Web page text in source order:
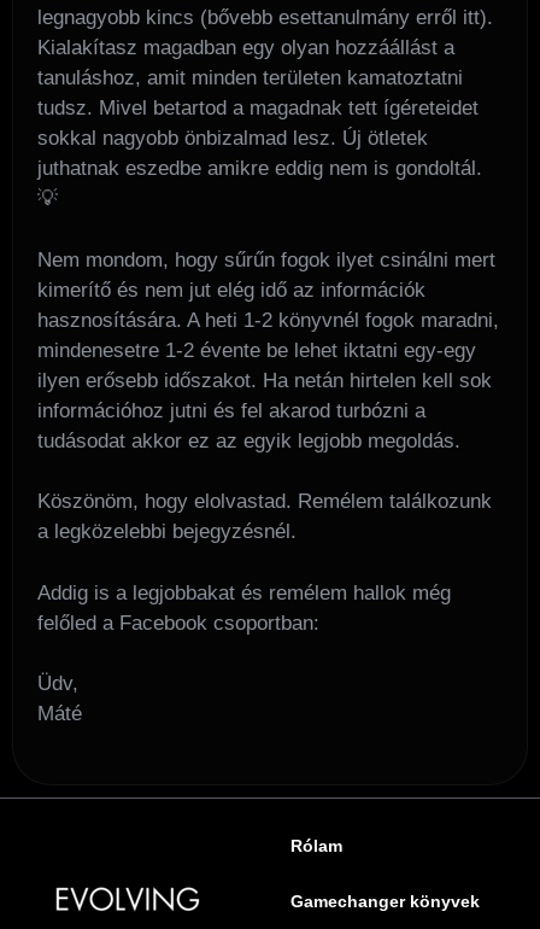
legnagyobb kincs (bővebb esettanulmány erről itt).
Kialakítasz magadban egy olyan hozzáállást a
tanuláshoz, amit minden területen kamatoztatni
tudsz. Mivel betartod a magadnak tett ígéreteidet
sokkal nagyobb önbizalmad lesz. Új ötletek
juthatnak eszedbe amikre eddig nem is gondoltál.
💡
Nem mondom, hogy sűrűn fogok ilyet csinálni mert
kimerítő és nem jut elég idő az információk
hasznosítására. A heti 1-2 könyvnél fogok maradni,
mindenesetre 1-2 évente be lehet iktatni egy-egy
ilyen erősebb időszakot. Ha netán hirtelen kell sok
információhoz jutni és fel akarod turbózni a
tudásodat akkor ez az egyik legjobb megoldás.
Köszönöm, hogy elolvastad. Remélem találkozunk
a legközelebbi bejegyzésnél.
Addig is a legjobbakat és remélem hallok még
felőled a Facebook csoportban:
Üdv,
Máté
Rólam
Gamechanger könyvek